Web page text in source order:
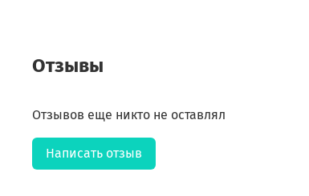
Отзывы
Отзывов еще никто не оставлял
Написать отзыв